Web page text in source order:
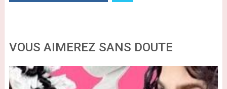
VOUS AIMEREZ SANS DOUTE